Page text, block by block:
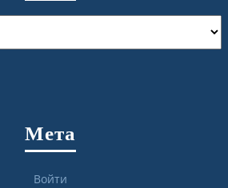
Мета
Войти